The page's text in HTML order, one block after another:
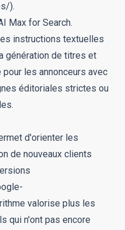
).
Max for Search.
instructions textuelles
génération de titres et
les annonceurs avec
éditoriales strictes ou
d'orienter les
de nouveaux clients
valorise plus les
qui n'ont pas encore